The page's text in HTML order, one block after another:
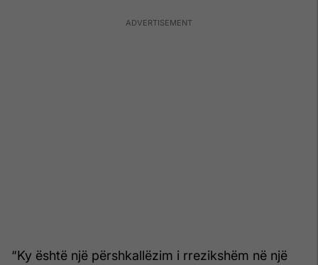
“Ky është një përshkallëzim i rrezikshëm në një